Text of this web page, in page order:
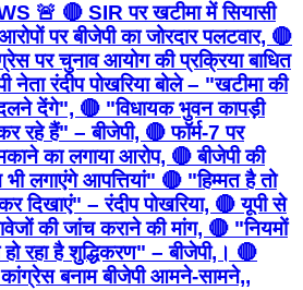
🚨 🔴 SIR पर खटीमा में सियासी
पर बीजेपी का जोरदार पलटवार, 🔴
पर चुनाव आयोग की प्रक्रिया बाधित
रंदीप पोखरिया बोले – "खटीमा की
देंगे", 🔴 "विधायक भुवन कापड़ी
रहे हैं" – बीजेपी, 🔴 फॉर्म-7 पर
का लगाया आरोप, 🔴 बीजेपी की
लगाएंगे आपत्तियां" 🔴 "हिम्मत है तो
दिखाएं" – रंदीप पोखरिया, 🔴 यूपी से
की जांच कराने की मांग, 🔴 "नियमों
रहा है शुद्धिकरण" – बीजेपी,। 🔴
बनाम बीजेपी आमने-सामने,,